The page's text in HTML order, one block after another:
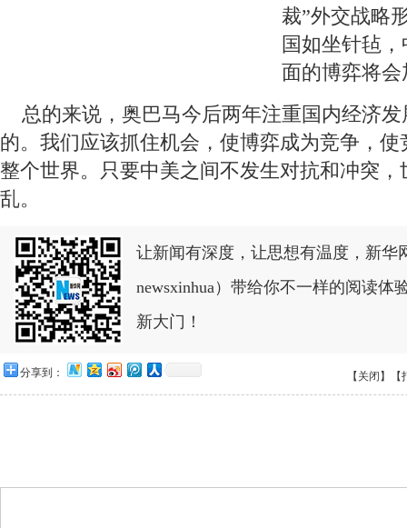
裁”外交战略
国如坐针毡
面的博弈将会
总的来说，奥巴马今后两年注重国内经济发
的。我们应该抓住机会，使博弈成为竞争，
整个世界。只要中美之间不发生对抗和冲突
乱。
让新闻有深度，让思想有温度，新华
newsxinhua）带给你不一样的阅读体
新大门！
分享到： 【关闭】